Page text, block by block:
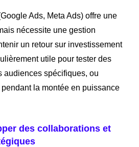
Ads, Meta Ads) offre une
nécessite une gestion
un retour sur investissement
utile pour tester des
audiences spécifiques, ou
la montée en puissance
des collaborations et